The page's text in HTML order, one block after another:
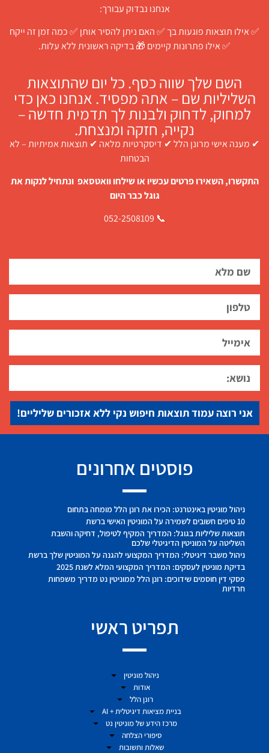
אנחנו נבדוק עבורך:
✅ אילו תוצאות פוגעות בך ✅ האם ניתן להסיר אותן ✅ כמה זמן זה ייקח
✅ אילו פתרונות קיימים 🎁 בדיקה ראשונית ללא עלות.
השם שלך שווה כסף. כל יום שהתוצאות
השליליות שם – אתה מפסיד. אנחנו כאן כדי
למחוק, לדחוק ולבנות לך תדמית חדשה –
נקייה, חזקה ומנצחת.
✔ מענה אישי מרונן הלל ✔ דיסקרטיות מלאה ✔ תוצאות אמיתיות – לא
הבטחות
התקשרו, השאירו פרטים עכשיו או שילחו וואטסאפ ונתחיל לנקות את
גוגל כבר היום
📞 052-2508109
אני רוצה עמוד תוצאות חיפוש נקי ללא אזכורים שליליים!
פוסטים אחרונים
ניהול מוניטין באינטרנט: הכירו את רונן הלל מומחה בתחום
10 טיפים חשובים לשמירה על המוניטין האישי ברשת
תוצאות שליליות בגוגל: המדריך המקיף לטיפול, דחיקה והשבת
השליטה על המוניטין הדיגיטלי שלכם
ניהול משבר דיגיטלי: המדריך המקצועי להגנה על המוניטין שלך ברשת
בדיקת מוניטין לעסקים: המדריך המקצועי המלא לשנת 2025
פסקי דין חוסמים שידוכים: רונן הלל ממוניטין נט מדריך משפחות
חרדיות
תפריט ראשי
ניהול מוניטין
אודות
רונן הלל
בניית מציאות דיגיטלית + AI
מרכז הידע של מוניטין נט
סיפורי הצלחה
שאלות ותשובות